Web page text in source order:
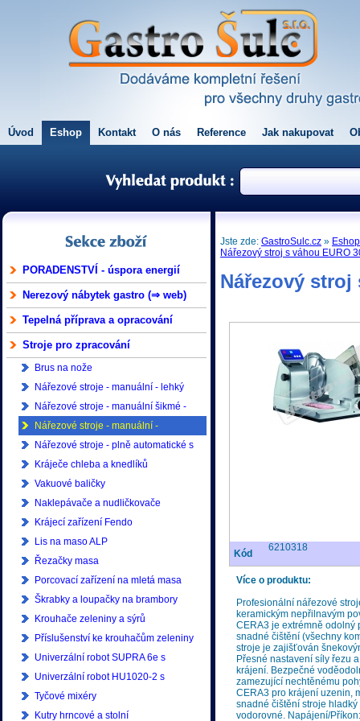
Úvod Eshop Kontakt O nás Reference Jak nakupovat
PORADENSTVÍ - úspora energií
Nerezový nábytek gastro (⇒ web)
Tepelná příprava a opracování
Stroje pro zpracování
Brus na nože
Nářezové stroje - manuální - lehký
provoz
Nářezové stroje - manuální šikmé -
lehký provoz
Nářezové stroje - manuální -
profesionální
Nářezové stroje - plně automatické s
ukládáním - profesionální
Kráječe chleba a knedlíků
Vakuové baličky
Naklepávače a nudličkovače
Krájecí zařízení Fendo
Lis na maso ALP
Řezačky masa
Porcovací zařízení na mletá masa
Škrabky a loupačky na brambory
Krouhače zeleniny a sýrů
Příslušenství ke krouhačům zeleniny
Univerzální robot SUPRA 6e s
příslušenstvím
Univerzální robot HU1020-2 s
příslušenstvím
Tyčové mixéry
Kutry hrncové a stolní
Jste zde:GastroSulc.cz » Eshop
Nářezový stroj s váhou EURO
Nářezový stroj
Kód
6210318
Více o produktu:
Profesionální nářezové
keramickým nepřilnavým
CERA3 je extrémně odolný
snadné čištění (všechny
stroje je zajišťován
Přesné nastavení síly řezu
krájení. Bezpečné
zamezující nechtěnému
CERA3 pro krájení uzenin,
snadné čištění stroje
vodorovné. Napájení/